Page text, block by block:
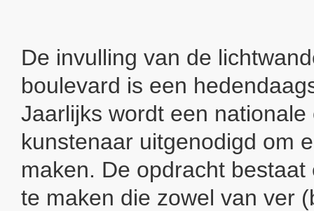
De invulling van de
boulevard is een
Jaarlijks wordt een
kunstenaar uitgenodigd om
maken. De opdracht
te maken die zowel van ver